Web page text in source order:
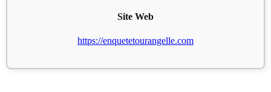
Site Web
https://enquetetourangelle.com